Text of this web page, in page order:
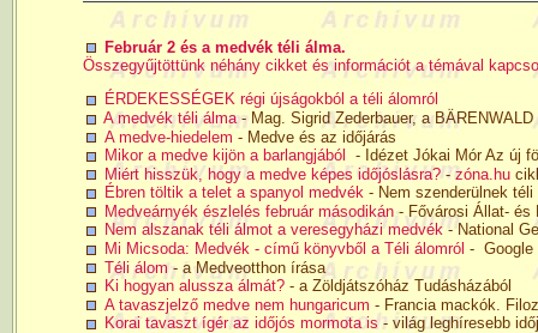
Február 2 és a medvék téli álma.
Összegyűjtöttünk néhány cikket és információt a témával
ÉRDEKESSÉGEK régi újságokból a téli álomról
A medvék téli álma- Mag. Sigrid Zederbauer, a
A medve-hiedelem - Medve és az időjárás
Mikor a medve kijön a barlangjából
- Idézet Jókai Mór Az új
Miért hisszük, hogy a medve képes időjóslásra?-zóna.hu
Ébren töltik a telet a spanyol medvék- Nem szenderülnek téli
Medveárnyék észlelés február másodikán- Fővárosi Állat- és
Nem alszanak téli álmot a veresegyházi medvék- National
Mi Micsoda: Medvék - című könyvből a Téli álomról - Google
Téli álom- a Medveotthon írása
Ki hogyan alussza álmát? - a Zöldjátszóház Tudásházából
A tavaszjelző medve nem hungaricum - Francia mackók.
Korai tavaszt ígér az időjós mormota is- világ leghíresebb